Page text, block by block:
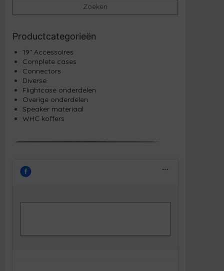
Zoeken
Productcategorieën
19" Accessoires
Complete cases
Connectors
Diverse
Flightcase onderdelen
Overige onderdelen
Speaker materiaal
WHC koffers